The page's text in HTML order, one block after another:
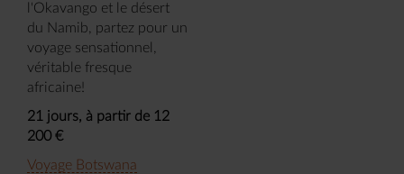
l'Okavango et le désert
du Namib, partez pour un
voyage sensationnel,
véritable fresque
africaine!
21 jours, à partir de 12
200 €
Voyage Botswana